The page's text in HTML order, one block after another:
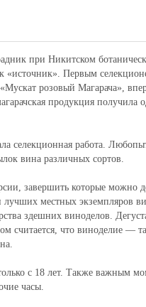
при Никитском
«источник». Первым
розовый Магарача»,
продукция получила
селекционная работа.
вина различных сортов.
завершить которые можно
лучших местных экземпляров
здешних виноделов.
считается, что виноделие —
с 18 лет. Также важным
часы.